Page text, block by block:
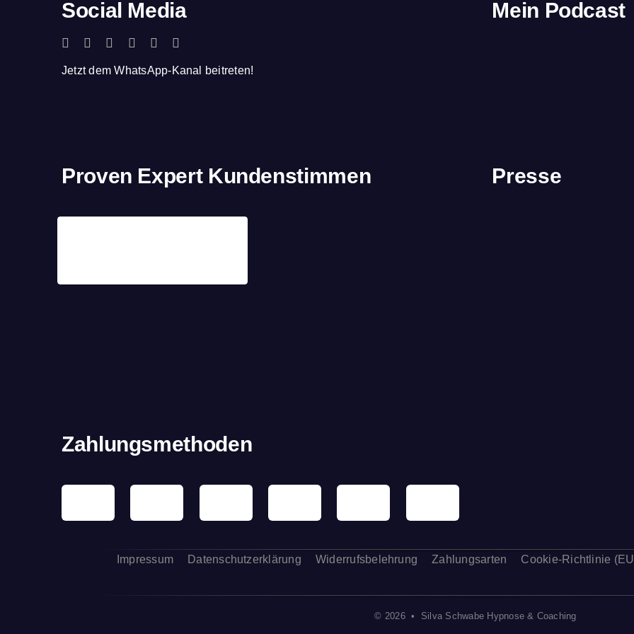
Social Media
Jetzt dem WhatsApp-Kanal beitreten!
Mein Podcast
Proven Expert Kundenstimmen Presse
Zahlungsmethoden
Impressum Datenschutzerklärung Widerrufsbelehrung Zahlungsarten Cookie-Richtlinie
© 2026 • Silva Schwabe Hypnose & Coaching